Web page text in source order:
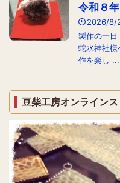
令和８年
2026/8/
製作の一日
蛇水神社様
作を楽し ...
豆柴工房オンライン